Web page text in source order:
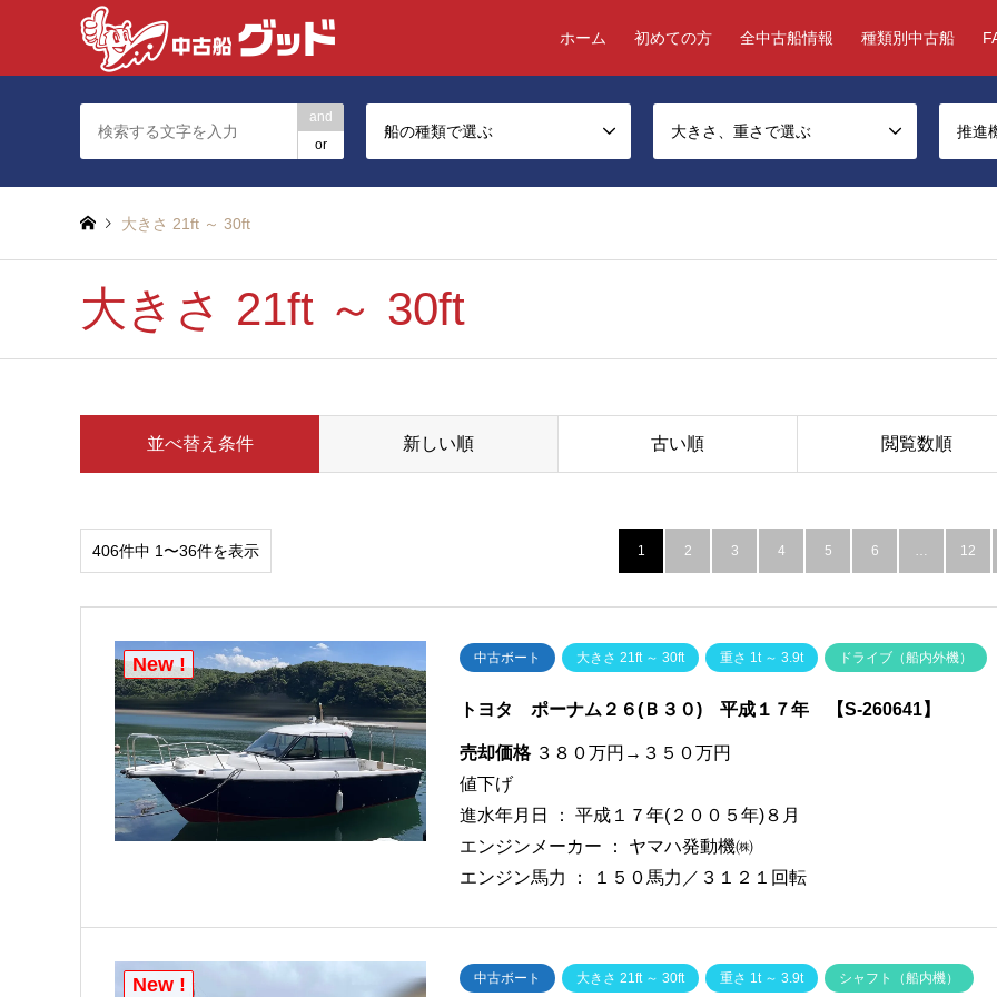
ホーム 初めての方 全中古船情報 種類別中古船
and
or
船の種類で選ぶ 大きさ、重さで選ぶ 推進
大きさ 21ft ～ 30ft
大きさ 21ft ～ 30ft
並べ替え条件 新しい順 古い順 閲覧数順
406件中 1〜36件を表示 1 2 3 4 5 6 … 12
New ! 中古ボート 大きさ 21ft ～ 30ft 重さ 1t ～ 3.9t ドライブ（船内外機）
トヨタ ポーナム２６(Ｂ３０) 平成１７年 【S-260641】
売却価格 ３８０万円→３５０万円
値下げ
進水年月日 ：平成１７年(２００５年)８月
エンジンメーカー ： ヤマハ発動機㈱
エンジン馬力 ：
１５０馬力／３１２１回転
New ! 中古ボート 大きさ 21ft ～ 30ft 重さ 1t ～ 3.9t シャフト（船内機）